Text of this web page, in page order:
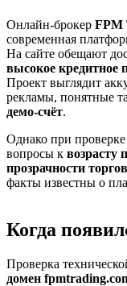
Онлайн-брокер FPM
современная
На сайте обещают
высокое кредитное
Проект выглядит
рекламы, понятные
демо-счёт.
Однако при
вопросы к возрасту
прозрачности
факты известны о
Когда
Проверка
домен